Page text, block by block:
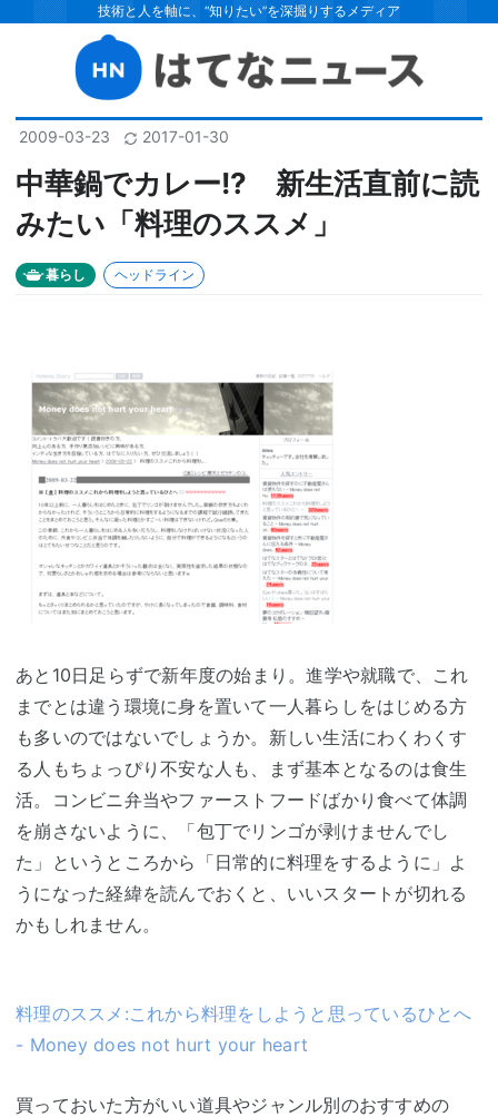
技術と人を軸に、“知りたい”を深掘りするメディア
2009-03-23 2017-01-30
中華鍋でカレー!? 新生活直前に読
みたい「料理のススメ」
暮らし ヘッドライン
あと10日足らずで新年度の始まり。進学や就職で、これ
までとは違う環境に身を置いて一人暮らしをはじめる方
も多いのではないでしょうか。新しい生活にわくわくす
る人もちょっぴり不安な人も、まず基本となるのは食生
活。コンビニ弁当やファーストフードばかり食べて体調
を崩さないように、「包丁でリンゴが剥けませんでし
た」というところから「日常的に料理をするように」よ
うになった経緯を読んでおくと、いいスタートが切れる
かもしれません。
料理のススメ:これから料理をしようと思っているひとへ
- Money does not hurt your heart
買っておいた方がいい道具やジャンル別のおすすめの